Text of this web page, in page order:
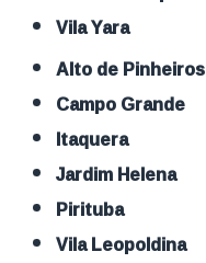
Vila Yara
Alto de Pinheiros
Campo Grande
Itaquera
Jardim Helena
Pirituba
Vila Leopoldina